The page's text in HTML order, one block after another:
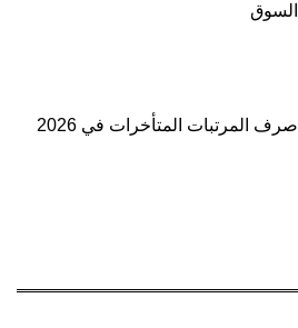
السوق
صرف المرتبات المتأخرات في 2026